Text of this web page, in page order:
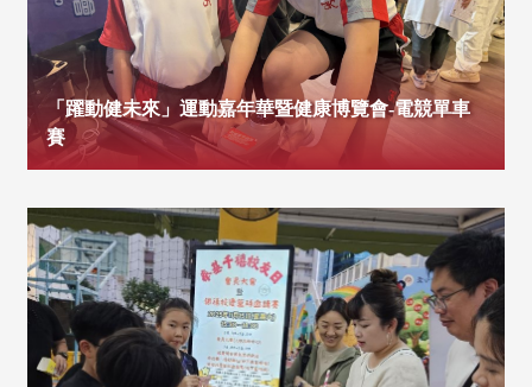
「躍動健未來」運動嘉年華暨健康博覽會-電競單車
賽